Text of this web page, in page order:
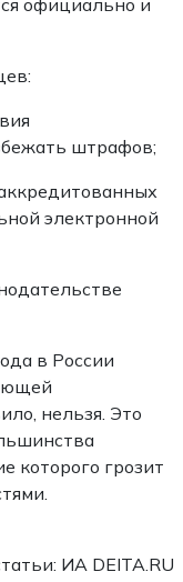
штрафов;
электронной
в России
нельзя. Это
которого грозит
ИА DEITA.RU